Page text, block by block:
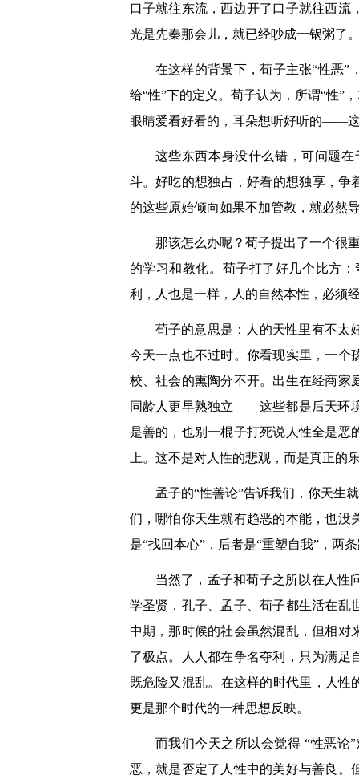
口子就往东流，西边开了口子就往西
光是先秦那会儿，就已经吵成一锅粥了
在这样的背景下，荀子主张“性恶”
给“性”下的定义。荀子认为，所谓“性”
眼睛爱看好看的，耳朵想听好听的——
这些东西本身没什么错，可问题
斗。好吃的想独占，好看的想独享，争
的这些原始倾向如果不加管教，就必然
那该怎么办呢？荀子提出了一个很
的学习和教化。荀子打了好几个比方
利，人也是一样，人的自然本性，必须
荀子的意思是：人的天性里有不太
今天一点也不过时。你看现实里，一个
校、社会的熏陶分不开。出生在经商家
同龄人更早熟独立——这些都是后天环
是善的，也别一棍子打死说人性全是
上。这不是对人性的悲观，而是真正的
孟子的“性善论”告诉我们，你天生
们，哪怕你天生就有趋恶的本能，也没
是“找回本心”，后者是“重塑自我”，两
当然了，孟子和荀子之所以在人性
学圣贤，孔子、孟子、荀子都生活在乱
中期，那时候的社会虽然混乱，但相对
了极点。人人都在争名夺利，只为满
既危险又混乱。在这样的时代里，人
更是那个时代的一种思想反映。
而我们今天之所以会觉得 “性恶论
恶，就是否定了人性中的美好与善良。